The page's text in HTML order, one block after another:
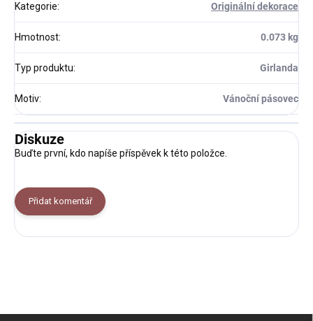
Kategorie: Originální dekorace
Hmotnost: 0.073 kg
Typ produktu: Girlanda
Motiv: Vánoční pásovec
Diskuze
Buďte první, kdo napíše příspěvek k této položce.
Přidat komentář